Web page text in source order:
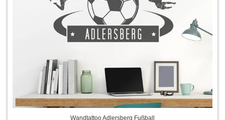
Wandtattoo Adlersberg Fußball